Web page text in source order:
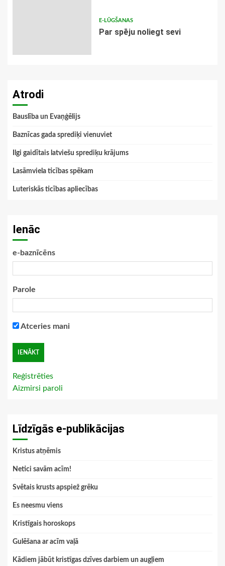
E-LŪGŠANAS
Par spēju noliegt sevi
Atrodi
Bauslība un Evaņģēlijs
Baznīcas gada sprediķi vienuviet
Ilgi gaidītais latviešu sprediķu krājums
Lasāmviela ticības spēkam
Luteriskās ticības apliecības
Ienāc
e-baznīcēns
Parole
Atceries mani
Reģistrēties
Aizmirsi paroli
Līdzīgās e-publikācijas
Kristus atņēmis
Netici savām acīm!
Svētais krusts apspiež grēku
Es neesmu viens
Kristīgais horoskops
Gulēšana ar acīm vaļā
Kādiem jābūt kristīgas dzīves darbiem un augļiem